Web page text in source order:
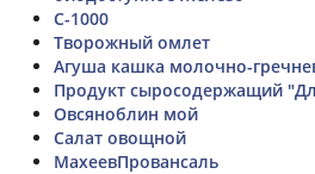
С-1000
Творожный омлет
Агуша кашка молочно-
Продукт сыросодержащий
Овсяноблин мой
Салат овощной
МахеевПровансаль